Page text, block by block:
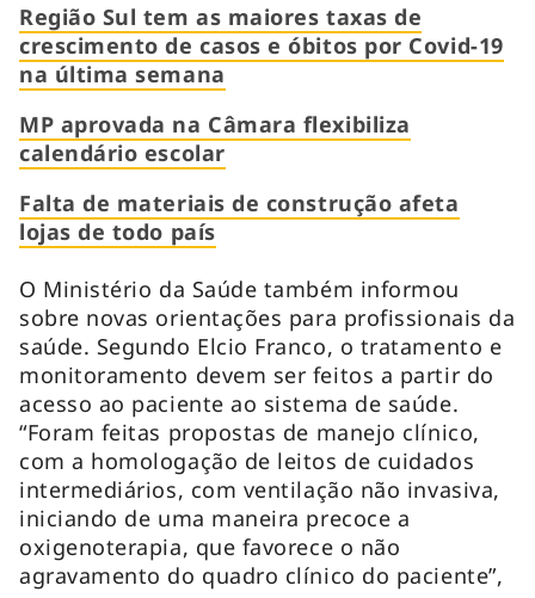
Região Sul tem as maiores taxas de
crescimento de casos e óbitos por Covid-19
na última semana
MP aprovada na Câmara flexibiliza
calendário escolar
Falta de materiais de construção afeta
lojas de todo país
O Ministério da Saúde também informou
sobre novas orientações para profissionais da
saúde. Segundo Elcio Franco, o tratamento e
monitoramento devem ser feitos a partir do
acesso ao paciente ao sistema de saúde.
“Foram feitas propostas de manejo clínico,
com a homologação de leitos de cuidados
intermediários, com ventilação não invasiva,
iniciando de uma maneira precoce a
oxigenoterapia, que favorece o não
agravamento do quadro clínico do paciente”,